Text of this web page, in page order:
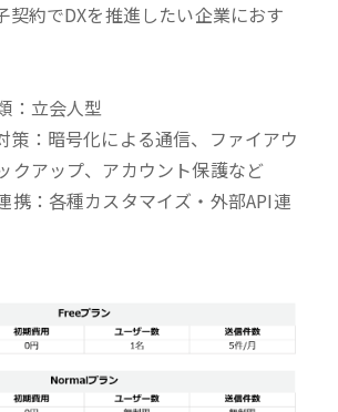
契約でDXを推進したい企業におす
：立会人型
：暗号化による通信、ファイアウ
クアップ、アカウント保護など
携：各種カスタマイズ・外部API連